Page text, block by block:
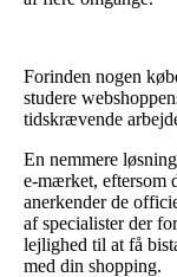
Forinden nogen
studere
tidskrævende
En nemmere
e-mærket, eftersom
anerkender de
af specialister der
lejlighed til at få
med din shopping.